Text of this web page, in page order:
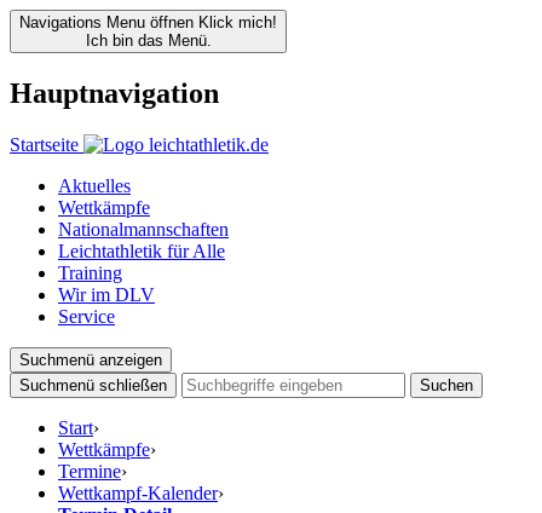
Navigations Menu öffnen Klick mich!
Ich bin das Menü.
Hauptnavigation
Startseite
Aktuelles
Wettkämpfe
Nationalmannschaften
Leichtathletik für Alle
Training
Wir im DLV
Service
Suchmenü anzeigen
Suchmenü schließen
Suchen
Start›
Wettkämpfe›
Termine›
Wettkampf-Kalender›